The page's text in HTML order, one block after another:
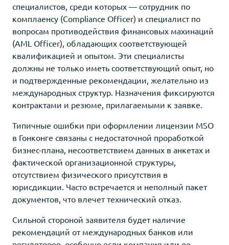
специалистов, среди которых — сотрудник по
комплаенсу (Compliance Officer) и специалист по
вопросам противодействия финансовых махинаций
(AML Officer), обладающих соответствующей
квалификацией и опытом. Эти специалисты
должны не только иметь соответствующий опыт, но
и подтвержденные рекомендации, желательно из
международных структур. Назначения фиксируются
контрактами и резюме, прилагаемыми к заявке.
Типичные ошибки при оформлении лицензии MSO
в Гонконге связаны с недостаточной проработкой
бизнес-плана, несоответствием данных в анкетах и
фактической организационной структуры,
отсутствием физического присутствия в
юрисдикции. Часто встречается и неполный пакет
документов, что влечет технический отказ.
Сильной стороной заявителя будет наличие
рекомендаций от международных банков или